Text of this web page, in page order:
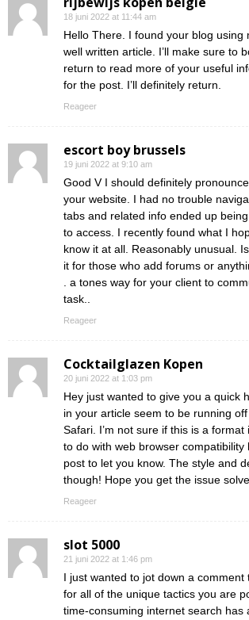
18 juni 2022 at 11:44 am
Hello There. I found your blog using
well written article. I’ll make sure to
return to read more of your useful
for the post. I’ll definitely return.
Reageer
escort boy brussels
19 juni 2022 at 9:10 am
Good V I should definitely
your website. I had no trouble
tabs and related info ended up
to access. I recently found what I
know it at all. Reasonably unusual.
it for those who add forums or
. a tones way for your client to
task..
Reageer
Cocktailglazen Kopen
20 juni 2022 at 1:03 pm
Hey just wanted to give you a quick
in your article seem to be running
Safari. I’m not sure if this is a
to do with web browser compatibility
post to let you know. The style and
though! Hope you get the issue
Reageer
slot 5000
21 juni 2022 at 1:46 pm
I just wanted to jot down a comment
for all of the unique tactics you are
time-consuming internet search has